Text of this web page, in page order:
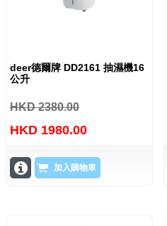
deer德爾牌 DD2161 抽濕機16
公升
HKD 2380.00
HKD 1980.00
加入購物車